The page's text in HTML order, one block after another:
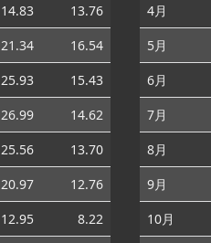
14.83
13.76
21.34
16.54
25.93
15.43
26.99
14.62
25.56
13.70
20.97
12.76
12.95
8.22
4月
5月
6月
7月
8月
9月
10月